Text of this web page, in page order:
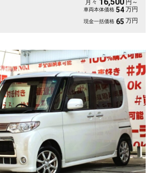
月々 円～
車両本体価格 54 万円
現金一括価格 65 万円